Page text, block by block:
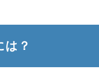
？